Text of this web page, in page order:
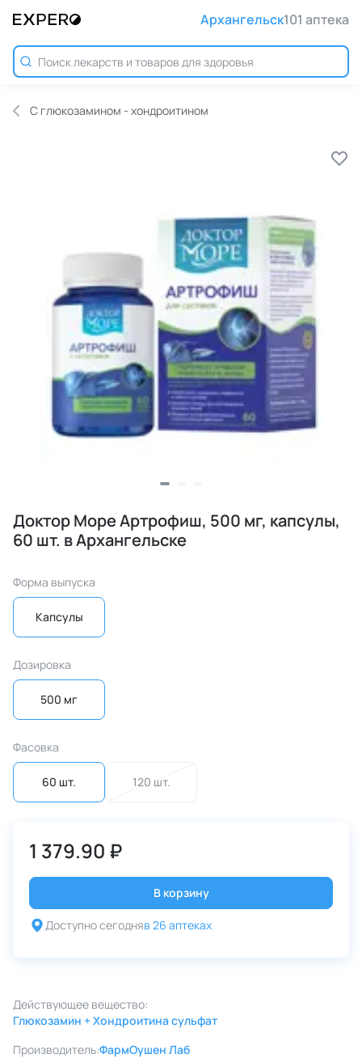
Архангельск101 аптека
С глюкозамином - хондроитином
Доктор Море Артрофиш, 500 мг, капсулы,
60 шт. в Архангельске
Форма выпуска
Капсулы
Дозировка
500 мг
Фасовка
60 шт. 120 шт.
1 379.90 ₽
В корзину
Доступно сегодняв 26 аптеках
Действующее вещество:
Глюкозамин + Хондроитина сульфат
Производитель:ФармОушен Лаб